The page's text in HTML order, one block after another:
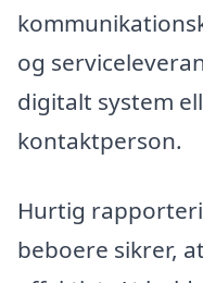
og
digitalt system
kontaktperson.
Hurtig
beboere sikrer,